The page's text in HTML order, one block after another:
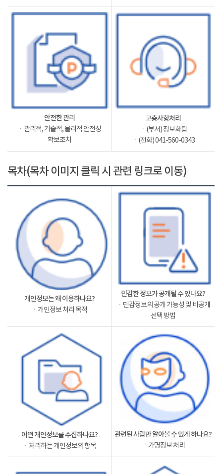
안전한 관리
ㆍ관리적, 기술적, 물리적 안전성
확보조치
고충사항처리
ㆍ(부서) 정보화팀
ㆍ(전화) 041-560-0343
목차(목차 이미지 클릭 시 관련 링크로 이동)
개인정보는 왜 이용하나요?
ㆍ개인정보 처리 목적
민감한 정보가 공개될 수 있나요?
ㆍ민감정보의 공개 가능성 및 비공개
선택 방법
어떤 개인정보를 수집하나요?
ㆍ처리하는 개인정보의 항목
관련된 사람만 알아볼 수 있게 하나요?
ㆍ가명정보 처리